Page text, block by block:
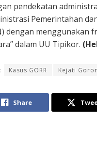
pendekatan
Pemerintahan
dengan menggunakan
dalam UU Tipikor.
Kasus GORR Kejati
Share